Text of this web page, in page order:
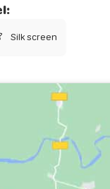
Silk screen